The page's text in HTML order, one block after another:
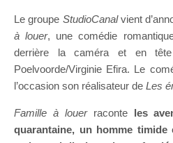
Le groupe StudioCanalvient
à louer, une comédie
derrière la caméra et en
Poelvoorde/Virginie Efira. Le
l’occasion son réalisateur de Les
Famille à louerraconteles
quarantaine, un homme